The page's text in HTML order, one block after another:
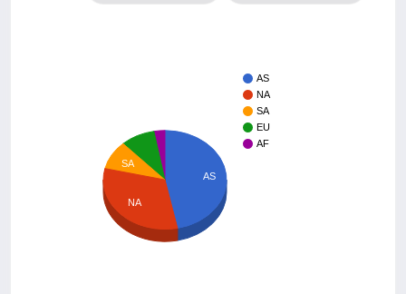
AS
NA
SA
EU
AF
AS
SA
NA